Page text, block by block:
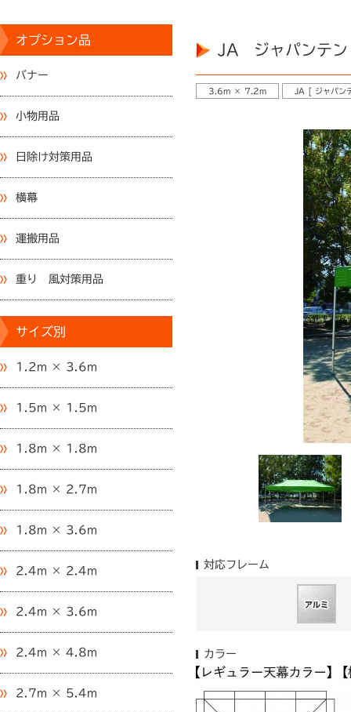
オプション品
バナー
小物用品
日除け対策用品
横幕
運搬用品
重り 風対策用品
サイズ別
1.2m × 3.6m
1.5m × 1.5m
1.8m × 1.8m
1.8m × 2.7m
1.8m × 3.6m
2.4m × 2.4m
2.4m × 3.6m
2.4m × 4.8m
2.7m × 5.4m
JA ジャパンテ
3.6m × 7.2m JA [ ジャパン
対応フレーム
カラー